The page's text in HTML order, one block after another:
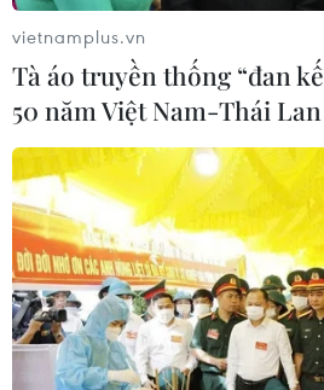
vietnamplus.vn
Tà áo truyền thống “đan
50 năm Việt Nam-Thái Lan